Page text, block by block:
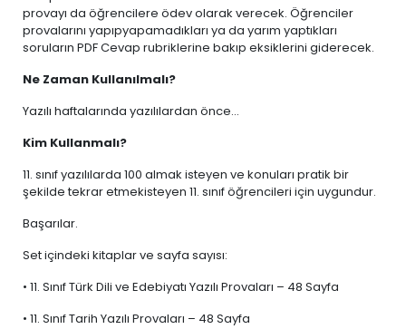
provayı da öğrencilere ödev olarak verecek. Öğrenciler
provalarını yapıpyapamadıkları ya da yarım yaptıkları
soruların PDF Cevap rubriklerine bakıp eksiklerini giderecek.
Ne Zaman Kullanılmalı?
Yazılı haftalarında yazılılardan önce...
Kim Kullanmalı?
11. sınıf yazılılarda 100 almak isteyen ve konuları pratik bir
şekilde tekrar etmekisteyen 11. sınıf öğrencileri için uygundur.
Başarılar.
Set içindeki kitaplar ve sayfa sayısı:
• 11. Sınıf Türk Dili ve Edebiyatı Yazılı Provaları – 48 Sayfa
• 11. Sınıf Tarih Yazılı Provaları – 48 Sayfa